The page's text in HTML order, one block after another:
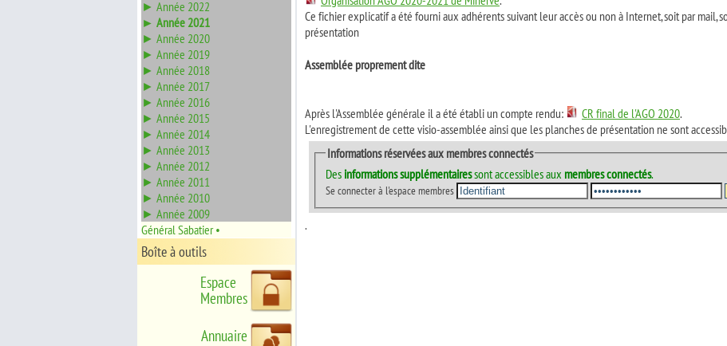
► Année 2022
► Année 2021
► Année 2020
► Année 2019
► Année 2018
► Année 2017
► Année 2016
► Année 2015
► Année 2014
► Année 2013
► Année 2012
► Année 2011
► Année 2010
► Année 2009
Général Sabatier •
Boîte à outils
Espace
Membres
Annuaire
Ce fichier explicatif a été fourni aux adhérents suivant leur accès ou non à Internet, soit par mail,
présentation
Assemblée proprement dite
Après l'Assemblée générale il a été établi un compte rendu: CR final de l'AGO 2020.
L'enregistrement de cette visio-assemblée ainsi que les planches de présentation ne sont
Informations réservées aux membres connectés
Des informations supplémentairessont accessibles aux membres connectés.
Se connecter à l'espace membres
.